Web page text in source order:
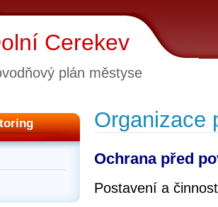
Cerekev
plán městyse
Organizace
Ochrana před
Postavení a